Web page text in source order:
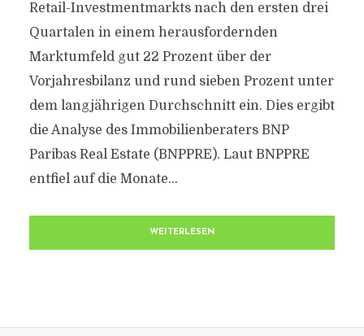
Retail-Investmentmarkts nach den ersten drei
Quartalen in einem herausfordernden
Marktumfeld gut 22 Prozent über der
Vorjahresbilanz und rund sieben Prozent unter
dem langjährigen Durchschnitt ein. Dies ergibt
die Analyse des Immobilienberaters BNP
Paribas Real Estate (BNPPRE). Laut BNPPRE
entfiel auf die Monate...
WEITERLESEN